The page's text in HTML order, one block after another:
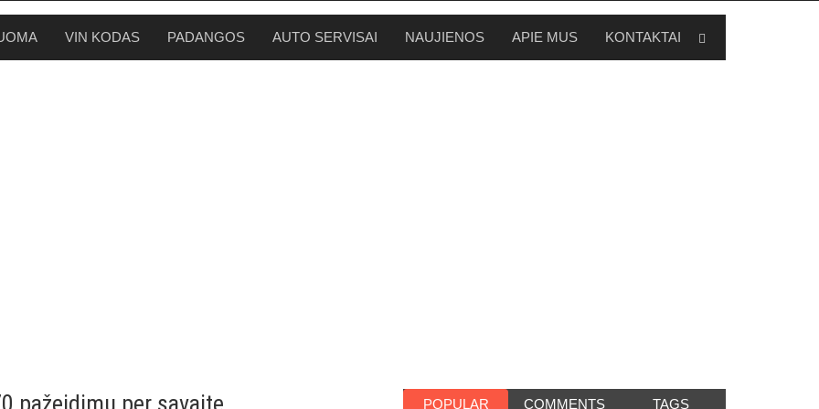
VIN KODAS PADANGOS AUTO SERVISAI NAUJIENOS APIE MUS KONTAKTAI
pažeidimų per savaitę POPULAR COMMENTS TAGS